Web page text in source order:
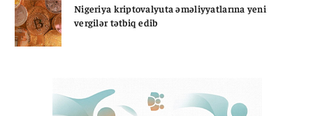
Nigeriya kriptovalyuta əməliyyatlarına yeni
vergilər tətbiq edib